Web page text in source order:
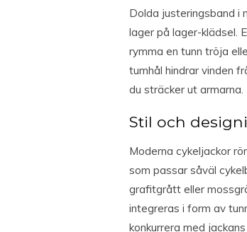
Dolda justeringsband i
lager på lager-klädsel.
rymma en tunn tröja
tumhål hindrar vinden
du sträcker ut armarna.
Stil och
Moderna cykeljackor
som passar såväl
grafitgrått eller
integreras i form av
konkurrera med